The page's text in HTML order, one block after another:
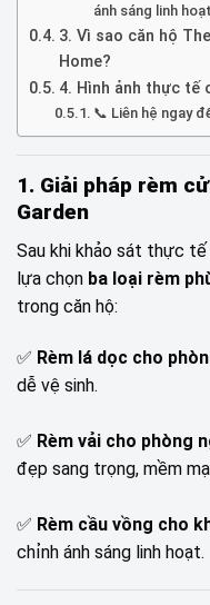
ánh sáng linh hoạt
3. Vì sao căn hộ
Home?
4. Hình ảnh thực tế
📞 Liên hệ ngay
1. Giải pháp rèm
Garden
Sau khi khảo sát thực
lựa chọn ba loại rèm
trong căn hộ:
✅ Rèm lá dọc cho
dễ vệ sinh.
✅ Rèm vải cho phòng
đẹp sang trọng, mềm
✅ Rèm cầu vồng cho
chỉnh ánh sáng linh hoạt.